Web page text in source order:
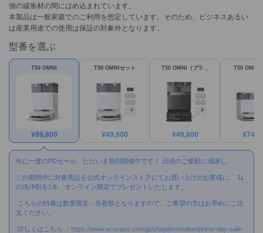
側の緩衝材の間にはめ込まれています。
本製品は一般家庭でのご利用を想定しています。そのため、ビジネスあるい
は産業用途での使用は保証の対象外となります。
型番を選ぶ
T50 OMNI
¥99,800
T50 OMNIセット
¥49,800
T50 OMNI（ブラッ
ク）セット
¥49,800
T50 OMNI
¥
年に一度のPDセール、ただいま熱烈開催中です！ 日頃のご愛顧に感謝し、
この期間中に対象商品を公式オンラインストアにてお買い上げのお客様に、 1L
の洗浄剤を1本、オンライン限定でプレゼントいたします。
こちらの特典は数量限定・先着順となりますので、ご希望の方はお早めにご注
文ください。
詳しくはこちら ： https://www.ecovacs.com/jp/shop/promotion/prime-day-sale-